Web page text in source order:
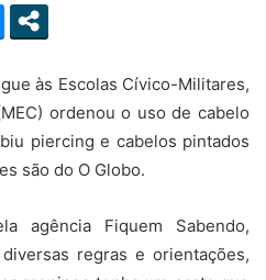
às Escolas Cívico-Militares,
ordenou o uso de cabelo
piercing e cabelos pintados
são do O Globo.
agência Fiquem Sabendo,
regras e orientações,